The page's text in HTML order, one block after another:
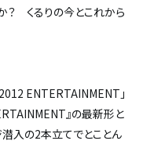
？ くるりの今とこれから
ENTERTAINMENT」
』の最新形と
入の2本立てでとことん